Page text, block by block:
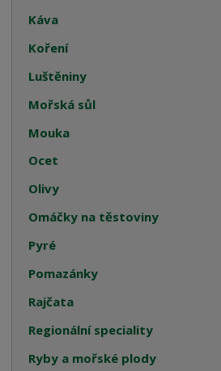
Káva
Koření
Luštěniny
Mořská sůl
Mouka
Ocet
Olivy
Omáčky na těstoviny
Pyré
Pomazánky
Rajčata
Regionální speciality
Ryby a mořské plody